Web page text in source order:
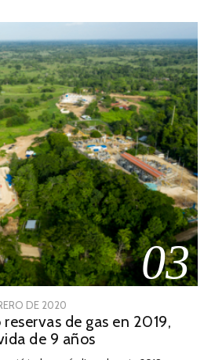
03
DE 2020
DE
JULIO
de gas en 2019,
de 9 años